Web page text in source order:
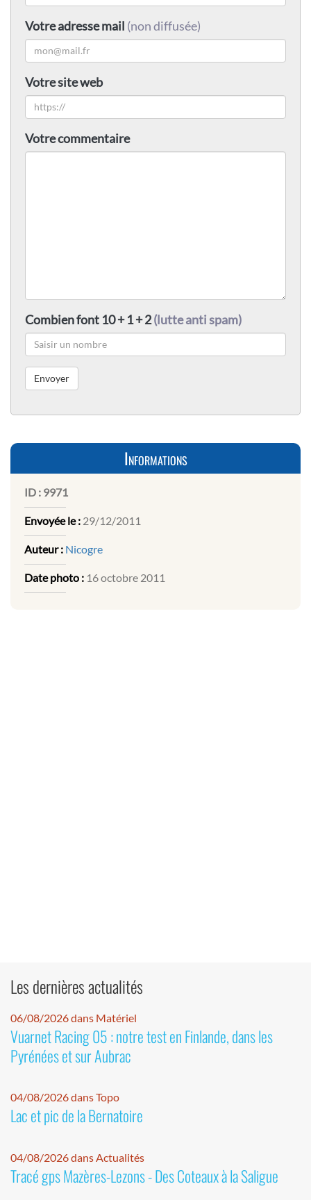
Votre adresse mail (non diffusée)
Votre site web
Votre commentaire
Combien font 10 + 1 + 2(lutte anti spam)
Informations
ID : 9971
Envoyée le : 29/12/2011
Auteur : Nicogre
Date photo : 16 octobre 2011
Les dernières actualités
06/08/2026 dans Matériel
Vuarnet Racing 05 : notre test en Finlande, dans les
Pyrénées et sur Aubrac
04/08/2026 dans Topo
Lac et pic de la Bernatoire
04/08/2026 dans Actualités
Tracé gps Mazères-Lezons - Des Coteaux à la Saligue